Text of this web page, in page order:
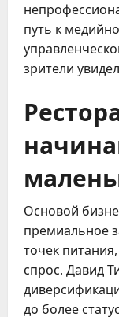
путь к
зрители
Основой
премиальное
точек
спрос. Давид
до более